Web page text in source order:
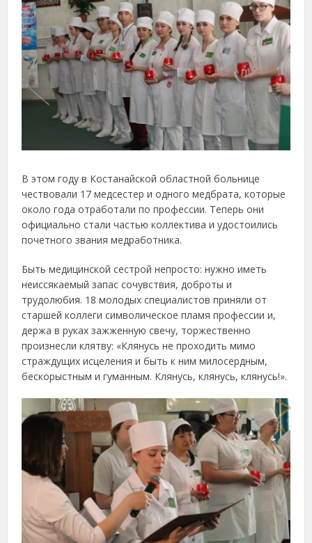
В этом году в Костанайской областной больнице
чествовали 17 медсестер и одного медбрата, которые
около года отработали по профессии. Теперь они
официально стали частью коллектива и удостоились
почетного звания медработника.
Быть медицинской сестрой непросто: нужно иметь
неиссякаемый запас сочувствия, доброты и
трудолюбия. 18 молодых специалистов приняли от
старшей коллеги символическое пламя профессии и,
держа в руках зажженную свечу, торжественно
произнесли клятву: «Клянусь не проходить мимо
страждущих исцеления и быть к ним милосердным,
бескорыстным и гуманным. Клянусь, клянусь, клянусь!».